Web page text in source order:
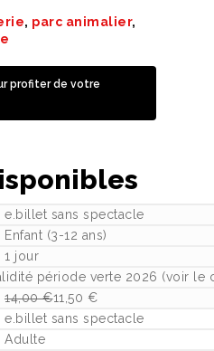
, parc animalier,
profiter de votre
e.billet sans spectacle
Enfant (3-12 ans)
1 jour
période verte 2026 (voir le
14,00€
Le prix initial était : 14,00 €.
11,50 €
Le prix actuel est : 11,50 €.
e.billet sans spectacle
Adulte